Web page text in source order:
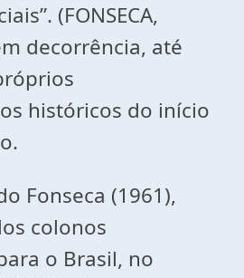
(FONSECA,
decorrência, até
históricos do início
Fonseca (1961),
colonos
o Brasil, no